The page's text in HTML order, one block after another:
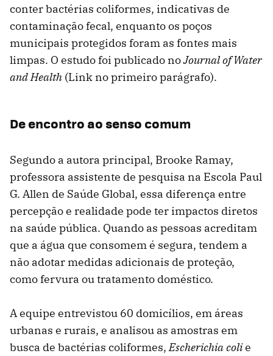
conter bactérias coliformes, indicativas de
contaminação fecal, enquanto os poços
municipais protegidos foram as fontes mais
limpas. O estudo foi publicado noJournal of Water
and Health (Link no primeiro parágrafo).
De encontro ao senso comum
Segundo a autora principal, Brooke Ramay,
professora assistente de pesquisa na Escola Paul
G. Allen de Saúde Global, essa diferença entre
percepção e realidade pode ter impactos diretos
na saúde pública. Quando as pessoas acreditam
que a água que consomem é segura, tendem a
não adotar medidas adicionais de proteção,
como fervura ou tratamento doméstico.
A equipe entrevistou 60 domicílios, em áreas
urbanas e rurais, e analisou as amostras em
busca de bactérias coliformes,Escherichia colie